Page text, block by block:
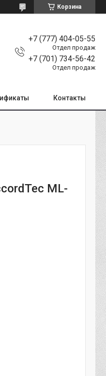
Корзина
+7 (777) 404-05-55
Отдел продаж
+7 (701) 734-56-42
Отдел продаж
Контакты
ML-